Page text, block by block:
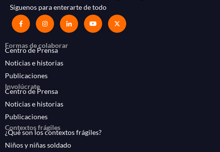
Síguenos para enterarte de todo
Formas de colaborar
Centro de Prensa
Noticias e historias
Publicaciones
Involúcrate
Centro de Prensa
Noticias e historias
Publicaciones
Contextos frágiles
¿Qué son los contextos frágiles?
Niños y niñas soldado